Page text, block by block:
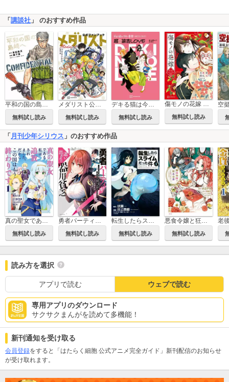
「講談社 」 のおすすめ作品
平和の国の島崎へ CONFIDENTIAL INFORMATION
無料試し読み
メダリスト公式ファンブック
無料試し読み
デキる猫は今日も憂鬱 公式コミックガイド 超・諭吉LOVE
無料試し読み
傷モノの花嫁 公式ファンブック
無料試し読み
「 月刊少年シリウス 」のおすすめ作品
真の聖女である私は追放されました。だからこの国はもう終わりです
無料試し読み
勇者パーティを追い出された器用貧乏 ～パーティ事情で付与術士をやっていた剣士、万能へと至る～
無料試し読み
転生したらスライムだった件
無料試し読み
悪食令嬢と狂血公爵 ～その魔物、私が美味しくいただきます！～
無料試し読み
読み方を選択
アプリで読む ウェブで読む
専用アプリのダウンロード
サクサクまんがを読めて多機能！
新刊通知を受け取る
会員登録をすると「はたらく細胞 公式アニメ完全ガイド」新刊配信のお知らせ
が受け取れます。